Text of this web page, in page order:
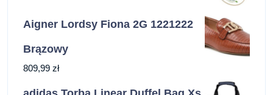
Aigner Lordsy Fiona 2G 1221222
Brązowy
809,99 zł